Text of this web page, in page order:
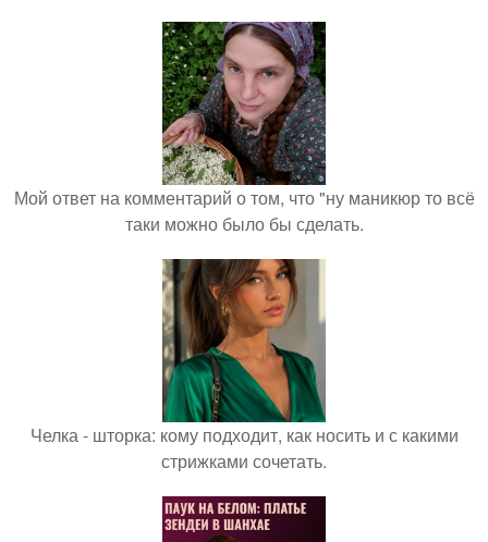
Мой ответ на комментарий о том, что "ну маникюр то всё
таки можно было бы сделать.
Челка - шторка: кому подходит, как носить и с какими
стрижками сочетать.